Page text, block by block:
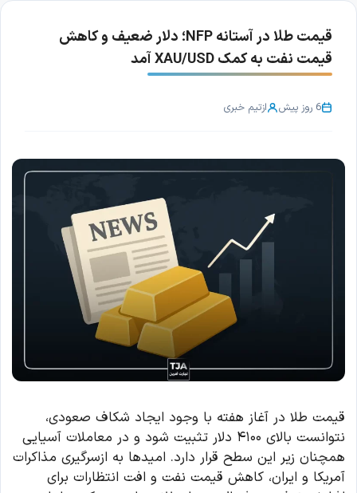
قیمت طلا در آستانه NFP؛ دلار ضعیف و کاهش
قیمت نفت به کمک XAU/USD آمد
6 روز پیش ازتیم خبری
قیمت طلا در آغاز هفته با وجود ایجاد شکاف صعودی،
نتوانست بالای ۴۱۰۰ دلار تثبیت شود و در معاملات آسیایی
همچنان زیر این سطح قرار دارد. امیدها به ازسرگیری مذاکرات
آمریکا و ایران، کاهش قیمت نفت و افت انتظارات برای